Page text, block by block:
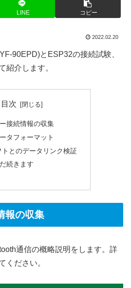
LINE コピー
2022.02.20
90EPD)とESP32の接続試験、
紹介します。
目次
接続情報の収集
タフォーマット
トとのデータリンク検証
続きます
報の収集
通信の概略説明をします。詳
ください。